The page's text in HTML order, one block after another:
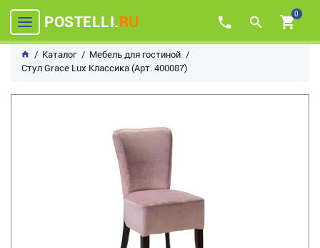
POSTELLI.RU 0
Каталог
Мебель для гостиной
Стул Grace Lux Классика (Арт. 400087)